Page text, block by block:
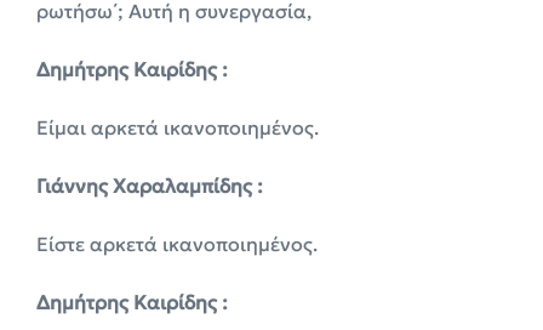
ρωτήσω΄; Αυτή η συνεργασία,
Δημήτρης Καιρίδης :
Είμαι αρκετά ικανοποιημένος.
Γιάννης Χαραλαμπίδης :
Είστε αρκετά ικανοποιημένος.
Δημήτρης Καιρίδης :